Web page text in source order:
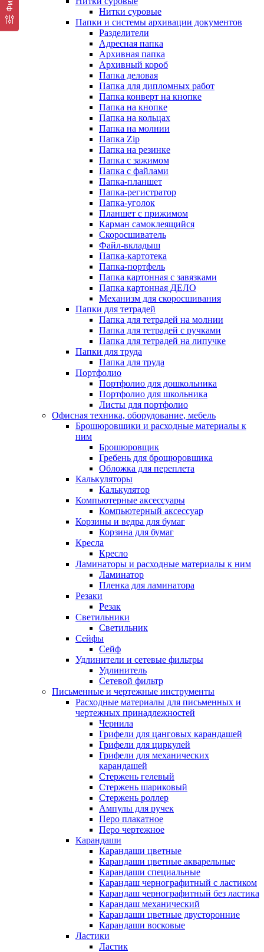
Нитки суровые
Папки и системы архивации документов
Разделители
Адресная папка
Архивная папка
Архивный короб
Папка деловая
Папка для дипломных работ
Папка конверт на кнопке
Папка на кнопке
Папка на кольцах
Папка на молнии
Папка Zip
Папка на резинке
Папка с зажимом
Папка с файлами
Папка-планшет
Папка-регистратор
Папка-уголок
Планшет с прижимом
Карман самоклеящийся
Скоросшиватель
Файл-вкладыш
Папка-картотека
Папка-портфель
Папка картонная с завязками
Папка картонная ДЕЛО
Механизм для скоросшивания
Папки для тетрадей
Папка для тетрадей на молнии
Папка для тетрадей с ручками
Папка для тетрадей на липучке
Папки для труда
Папка для труда
Портфолио
Портфолио для дошкольника
Портфолио для школьника
Листы для портфолио
Офисная техника, оборудование, мебель
Брошюровшики и расходные материалы к
ним
Брошюровщик
Гребень для брощюровшика
Обложка для переплета
Калькуляторы
Калькулятор
Компьютерные аксессуары
Компьютерный аксессуар
Корзины и ведра для бумаг
Корзина для бумаг
Кресла
Кресло
Ламинаторы и расходные материалы к ним
Ламинатор
Пленка для ламинатора
Резаки
Резак
Светильники
Светильник
Сейфы
Сейф
Удлинители и сетевые фильтры
Удлинитель
Сетевой фильтр
Письменные и чертежные инструменты
Расходные материалы для письменных и
чертежных принадлежностей
Чернила
Грифели для цанговых карандашей
Грифели для циркулей
Грифели для механических
карандашей
Стержень гелевый
Стержень шариковый
Стержень роллер
Ампулы для ручек
Перо плакатное
Перо чертежное
Карандаши
Карандаши цветные
Карандаши цветные акварельные
Карандаши специальные
Карандаш чернографитный с ластиком
Карандаш чернографитный без ластика
Карандаш механический
Карандаши цветные двусторонние
Карандаши восковые
Ластики
Ластик